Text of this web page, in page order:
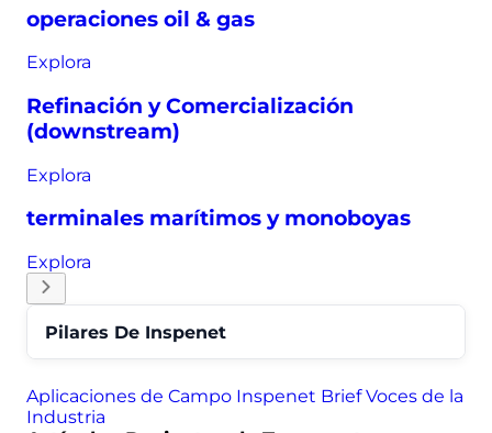
operaciones oil & gas
Explora
Refinación y Comercialización
(downstream)
Explora
terminales marítimos y monoboyas
Explora
Pilares De Inspenet
Aplicaciones de Campo Inspenet Brief Voces de la
Industria